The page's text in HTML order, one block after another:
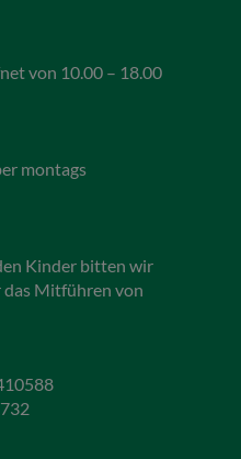
von 10.00 – 18.00
montags
Kinder bitten wir
das Mitführen von